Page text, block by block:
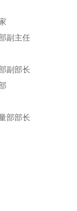
副主任
副部长
部长